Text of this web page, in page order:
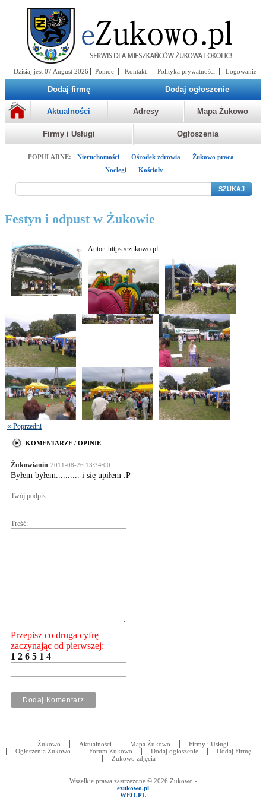
Dzisiaj jest 07 August 2026 Pomoc Kontakt Polityka prywatności Logowanie
Dodaj firmę Dodaj ogłoszenie
Aktualności Adresy Mapa Żukowo
Firmy i Usługi Ogłoszenia
POPULARNE: Nieruchomości Ośrodek zdrowia
Żukowo praca
Noclegi
Kościoły
SZUKAJ
Festyn i odpust w Żukowie
Autor: https:/ezukowo.pl
« Poprzedni
KOMENTARZE / OPINIE
Żukowianin 2011-08-26 13:34:00
Byłem byłem.......... i się upiłem :P
Twój podpis:
Treść:
Przepisz co druga cyfrę
zaczynając od pierwszej:
1 2 6 5 1 4
Żukowo Aktualności Mapa Żukowo
Firmy i Usługi
Ogłoszenia Żukowo
Forum Żukowo Dodaj ogłoszenie
Dodaj Firmę
Żukowo zdjęcia
Wszelkie prawa zastrzeżone © 2026 Żukowo -
ezukowo.pl
WEO.PL